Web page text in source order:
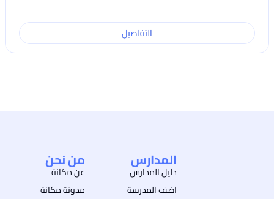
التفاصيل
المدارس
دليل المدارس
اضف المدرسة
من نحن
عن مكانة
مدونة مكانة